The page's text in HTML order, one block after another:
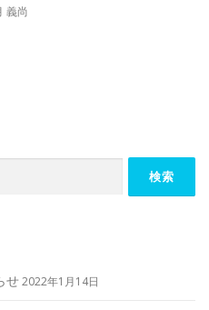
義尚
せ2022年1月14日